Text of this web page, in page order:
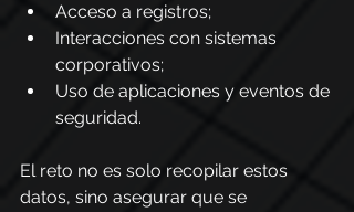
Acceso a registros;
Interacciones con sistemas
corporativos;
Uso de aplicaciones y eventos de
seguridad.
El reto no es solo recopilar estos
datos, sino asegurar que se